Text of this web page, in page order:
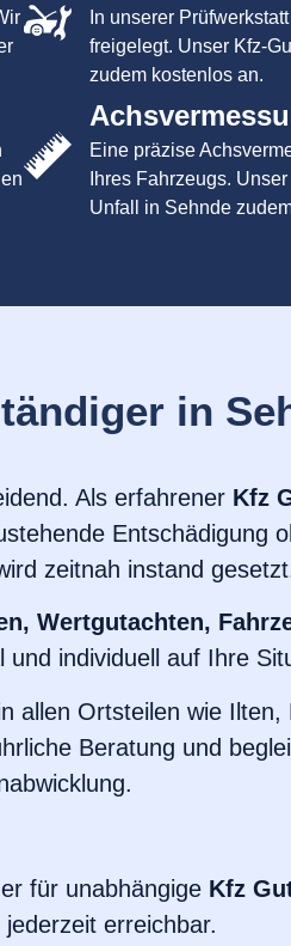
In unserer
freigelegt. Unser Kfz-
zudem kostenlos an.
Eine präzise
Ihres Fahrzeugs.
Unfall in Sehnde
in
Als erfahrener Kfz
Entschädigung
zeitnah instand
Wertgutachten,
und individuell auf Ihre
allen Ortsteilen wie
Beratung und
für unabhängige Kfz
erreichbar.